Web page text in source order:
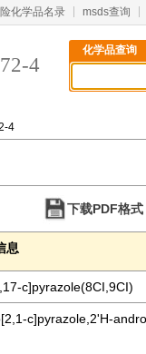
化学品名录 msds查询
4
化学品查询
4
下载PDF格式
息
c]pyrazole(8CI,9CI)
c]pyrazole,2'H-